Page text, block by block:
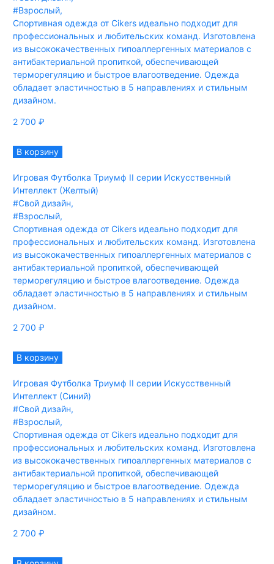
#Взрослый,
Спортивная одежда от Cikers идеально подходит для
профессиональных и любительских команд. Изготовлена
из высококачественных гипоаллергенных материалов с
антибактериальной пропиткой, обеспечивающей
терморегуляцию и быстрое влагоотведение. Одежда
обладает эластичностью в 5 направлениях и стильным
дизайном.
2 700 ₽
В корзину
Игровая Футболка Триумф II серии Искусственный
Интеллект (Желтый)
#Свой дизайн,
#Взрослый,
Спортивная одежда от Cikers идеально подходит для
профессиональных и любительских команд. Изготовлена
из высококачественных гипоаллергенных материалов с
антибактериальной пропиткой, обеспечивающей
терморегуляцию и быстрое влагоотведение. Одежда
обладает эластичностью в 5 направлениях и стильным
дизайном.
2 700 ₽
В корзину
Игровая Футболка Триумф II серии Искусственный
Интеллект (Синий)
#Свой дизайн,
#Взрослый,
Спортивная одежда от Cikers идеально подходит для
профессиональных и любительских команд. Изготовлена
из высококачественных гипоаллергенных материалов с
антибактериальной пропиткой, обеспечивающей
терморегуляцию и быстрое влагоотведение. Одежда
обладает эластичностью в 5 направлениях и стильным
дизайном.
2 700 ₽